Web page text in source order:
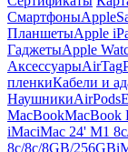
СмартфоныApple
ПланшетыApple
ГаджетыApple
АксессуарыAirTag
пленкиКабели и
НаушникиAirPods
MacBookMacBook
iMaciMac 24' M1
8c/8c/8GB/256GB